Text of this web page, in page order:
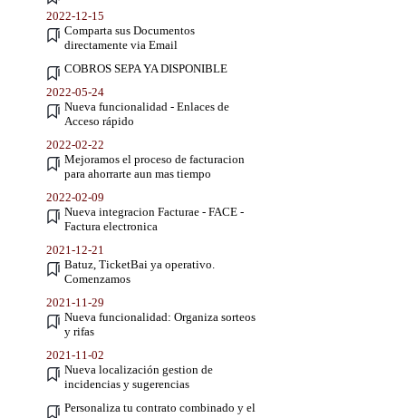
2022-12-15
Comparta sus Documentos
directamente via Email
COBROS SEPA YA DISPONIBLE
2022-05-24
Nueva funcionalidad - Enlaces de
Acceso rápido
2022-02-22
Mejoramos el proceso de facturacion
para ahorrarte aun mas tiempo
2022-02-09
Nueva integracion Facturae - FACE -
Factura electronica
2021-12-21
Batuz, TicketBai ya operativo.
Comenzamos
2021-11-29
Nueva funcionalidad: Organiza sorteos
y rifas
2021-11-02
Nueva localización gestion de
incidencias y sugerencias
Personaliza tu contrato combinado y el